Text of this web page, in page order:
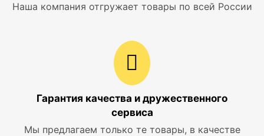
Наша компания отгружает товары по всей России
Гарантия качества и дружественного
сервиса
Мы предлагаем только те товары, в качестве